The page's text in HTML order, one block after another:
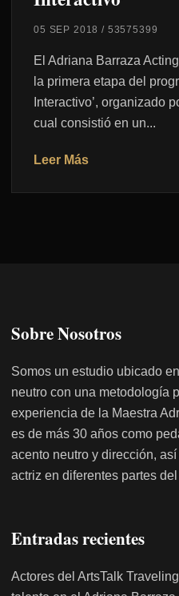
05 SEP 2018 / 53575399
El Adriana Barraza
la primera etapa del
Interactivo’, organizado
cual consistió en un...
Leer Más
Sobre Nosotros
Somos un estudio ubicado
neutro con una metodología
experiencia de la Maestra
es de más 30 años como
acento neutro y dirección,
actriz en diferentes partes
Entradas recientes
Actores del ArtsTalk